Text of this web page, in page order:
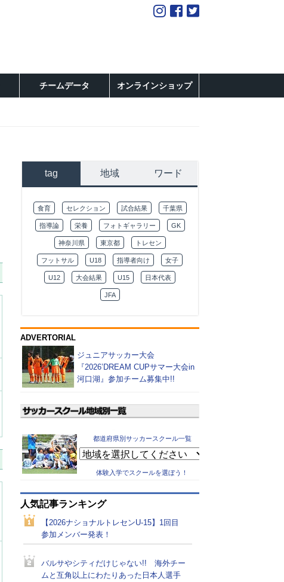
チームデータ オンラインショップ
tag 地域 ワード
食育 セレクション 試合結果 千葉県
指導論 栄養 フォトギャラリー GK
神奈川県 東京都 トレセン
フットサル U18 指導者向け 女子
U12 大会結果 U15 日本代表
JFA
ADVERTORIAL
ジュニアサッカー大会
『2026’DREAM CUPサマー大会in
河口湖』参加チーム募集中!!
都道府県別サッカースクール一覧
体験入学でスクールを選ぼう！
人気記事ランキング
【2026ナショナルトレセンU-15】1回目
参加メンバー発表！
バルサやシティだけじゃない!! 海外チー
ムと互角以上にわたりあった日本人選手